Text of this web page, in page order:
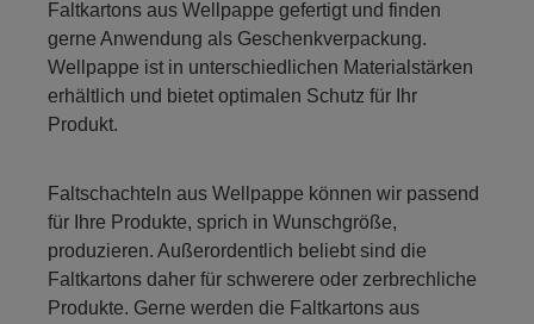
Faltkartons aus Wellpappe gefertigt und finden
gerne Anwendung als Geschenkverpackung.
Wellpappe ist in unterschiedlichen Materialstärken
erhältlich und bietet optimalen Schutz für Ihr
Produkt.
Faltschachteln aus Wellpappe können wir passend
für Ihre Produkte, sprich in Wunschgröße,
produzieren. Außerordentlich beliebt sind die
Faltkartons daher für schwerere oder zerbrechliche
Produkte. Gerne werden die Faltkartons aus